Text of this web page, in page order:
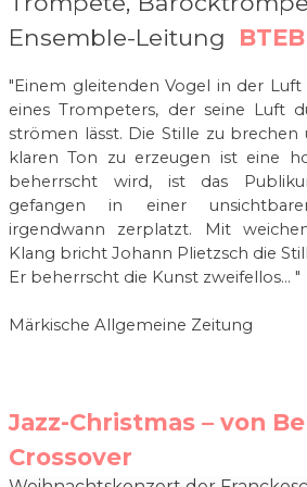
Ensemble-Leitung BTEB
"Einem gleitenden Vogel in der
eines Trompeters, der seine Luft
strömen lässt. Die Stille zu
klaren Ton zu erzeugen ist eine
beherrscht wird, ist das
gefangen in einer
irgendwann zerplatzt. Mit
Klang bricht Johann Plietzsch die
Er beherrscht die Kunst zweifellos... "
Märkische Allgemeine Zeitung
Jazz-Christmas – von
Crossover